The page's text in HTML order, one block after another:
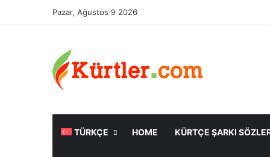
Pazar, Ağustos 9 2026
TÜRKÇE HOME KÜRTÇE ŞARKI